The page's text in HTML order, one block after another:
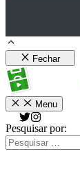
Fechar
Menu
Pesquisar por: